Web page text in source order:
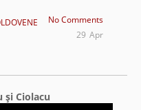
No Comments
Apr
29
şi Ciolacu